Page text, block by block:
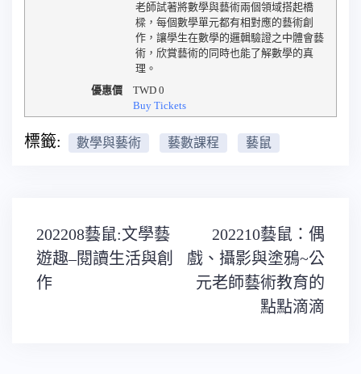
老師試著將數學與藝術兩個領域搭起橋
樑，每個數學單元都有相對應的藝術創
作，讓學生在數學的邏輯驗證之中體會藝
術，欣賞藝術的同時也能了解數學的真
理。
優惠價
TWD0
Buy Tickets
標籤: 數學與藝術 藝數課程 藝鼠
文
章
導
覽
202208藝鼠:文學藝
遊趣–閱讀生活與創
作
202210藝鼠：偶
戲、攝影與塗鴉~公
元老師藝術教育的
點點滴滴